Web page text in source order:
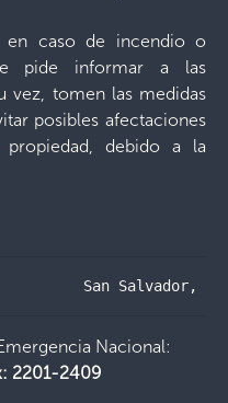
caso de incendio o
pide informar a las
vez, tomen las medidas
posibles afectaciones
debido a la
San Salvador,
Nacional:
2201-2409